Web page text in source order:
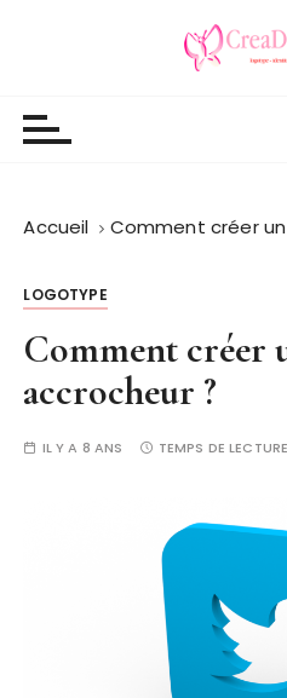
Accueil Comment créer
LOGOTYPE
Comment créer
accrocheur ?
IL Y A 8 ANS TEMPS DE